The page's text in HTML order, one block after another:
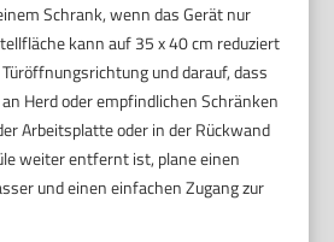
Schrank, wenn das Gerät nur
kann auf 35 x 40 cm reduziert
und darauf, dass
Herd oder empfindlichen Schränken
Arbeitsplatte oder in der Rückwand
weiter entfernt ist, plane einen
und einen einfachen Zugang zur